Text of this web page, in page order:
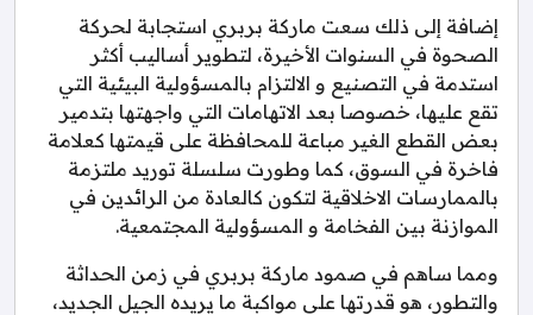
إضافة إلى ذلك سعت ماركة بربري استجابة لحركة
الصحوة في السنوات الأخيرة، لتطوير أساليب أكثر
استدمة في التصنيع و الالتزام بالمسؤولية البيئية التي
تقع عليها، خصوصا بعد الاتهامات التي واجهتها بتدمير
بعض القطع الغير مباعة للمحافظة على قيمتها كعلامة
فاخرة في السوق، كما وطورت سلسلة توريد ملتزمة
بالممارسات الاخلاقية لتكون كالعادة من الرائدين في
الموازنة بين الفخامة و المسؤولية المجتمعية.
ومما ساهم في صمود ماركة بربري في زمن الحداثة
والتطور، هو قدرتها على مواكبة ما يريده الجيل الجديد،